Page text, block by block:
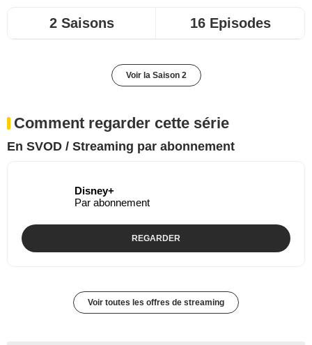
2 Saisons 16 Episodes
Voir la Saison 2
Comment regarder cette série
En SVOD / Streaming par abonnement
Disney+
Par abonnement
REGARDER
Voir toutes les offres de streaming